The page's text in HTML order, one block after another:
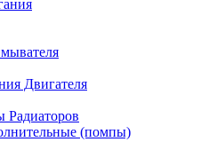
Двигателя
(помпы)